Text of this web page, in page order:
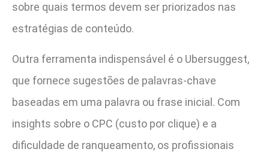
sobre quais termos devem ser priorizados nas
estratégias de conteúdo.
Outra ferramenta indispensável é o Ubersuggest,
que fornece sugestões de palavras-chave
baseadas em uma palavra ou frase inicial. Com
insights sobre o CPC (custo por clique) e a
dificuldade de ranqueamento, os profissionais